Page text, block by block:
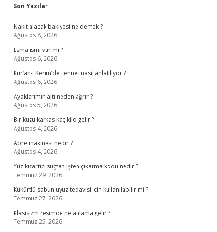
Sidebar
Son Yazılar
Nakit alacak bakiyesi ne demek ?
Ağustos 8, 2026
Esma ismi var mı ?
Ağustos 6, 2026
Kur’an-ı Kerim’de cennet nasıl anlatılıyor ?
Ağustos 6, 2026
Ayaklarımın altı neden ağrır ?
Ağustos 5, 2026
Bir kuzu karkas kaç kilo gelir ?
Ağustos 4, 2026
Apre makinesi nedir ?
Ağustos 4, 2026
Yüz kızartıcı suçtan işten çıkarma kodu nedir ?
Temmuz 29, 2026
Kükürtlü sabun uyuz tedavisi için kullanılabilir mi ?
Temmuz 27, 2026
Klasisizm resimde ne anlama gelir ?
Temmuz 25, 2026